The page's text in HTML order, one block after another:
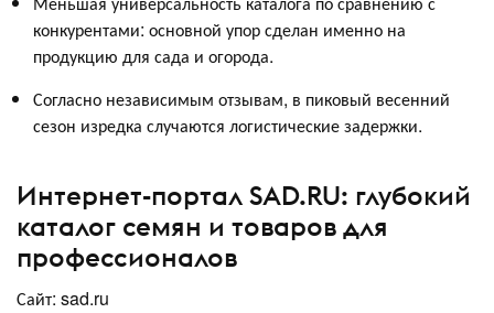
конкурентами: основной упор сделан именно на
продукцию для сада и огорода.
Согласно независимым отзывам, в пиковый весенний
сезон изредка случаются логистические задержки.
Интернет-портал SAD.RU: глубокий
каталог семян и товаров для
профессионалов
Сайт: sad.ru